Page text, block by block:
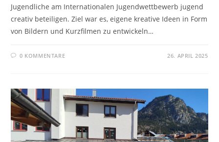
Jugendliche am Internationalen Jugendwettbewerb jugend
creativ beteiligen. Ziel war es, eigene kreative Ideen in Form
von Bildern und Kurzfilmen zu entwickeln…
0 KOMMENTARE 26. APRIL 2025